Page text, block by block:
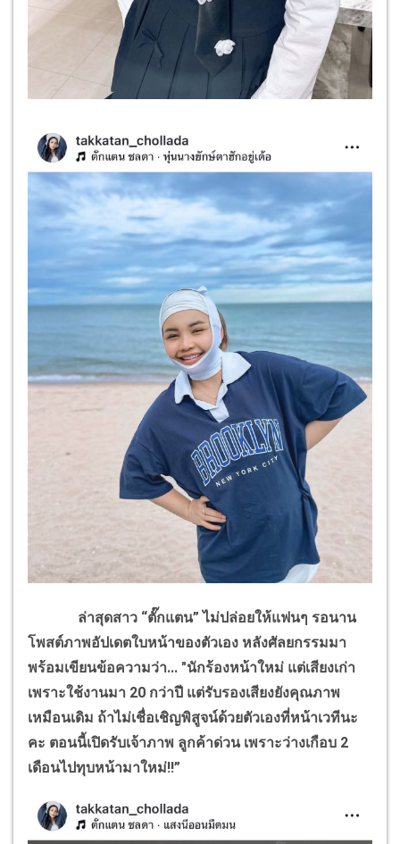
ล่าสุดสาว “ตั๊กแตน” ไม่ปล่อยให้แฟนๆ รอนาน
โพสต์ภาพอัปเดตใบหน้าของตัวเอง หลังศัลยกรรมมา
พร้อมเขียนข้อความว่า... "นักร้องหน้าใหม่ แต่เสียงเก่า
เพราะใช้งานมา 20 กว่าปี แต่รับรองเสียงยังคุณภาพ
เหมือนเดิม ถ้าไม่เชื่อเชิญพิสูจน์ด้วยตัวเองที่หน้าเวทีนะ
คะ ตอนนี้เปิดรับเจ้าภาพ ลูกค้าด่วน เพราะว่างเกือบ 2
เดือนไปทุบหน้ามาใหม่!!”